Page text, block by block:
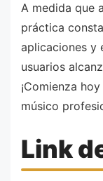
A medida que
práctica
aplicaciones y
usuarios
¡Comienza
músico
Link